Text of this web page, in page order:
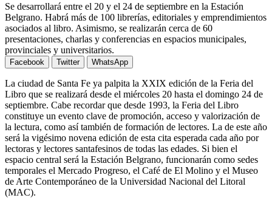
Se desarrollará entre el 20 y el 24 de septiembre en la Estación
Belgrano. Habrá más de 100 librerías, editoriales y emprendimientos
asociados al libro. Asimismo, se realizarán cerca de 60
presentaciones, charlas y conferencias en espacios municipales,
provinciales y universitarios.
Facebook Twitter WhatsApp
La ciudad de Santa Fe ya palpita la XXIX edición de la Feria del
Libro que se realizará desde el miércoles 20 hasta el domingo 24 de
septiembre. Cabe recordar que desde 1993, la Feria del Libro
constituye un evento clave de promoción, acceso y valorización de
la lectura, como así también de formación de lectores. La de este año
será la vigésimo novena edición de esta cita esperada cada año por
lectoras y lectores santafesinos de todas las edades. Si bien el
espacio central será la Estación Belgrano, funcionarán como sedes
temporales el Mercado Progreso, el Café de El Molino y el Museo
de Arte Contemporáneo de la Universidad Nacional del Litoral
(MAC).